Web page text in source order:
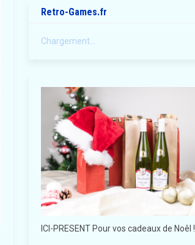
Retro-Games.fr
Chargement...
ICI-PRESENT Pour vos cadeaux de Noêl !